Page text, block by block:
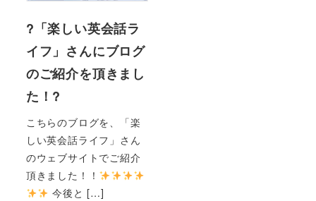
?「楽しい英会話ラ
イフ」さんにブログ
のご紹介を頂きまし
た！?
こちらのブログを、「楽
しい英会話ライフ」さん
のウェブサイトでご紹介
頂きました！！
今後と […]